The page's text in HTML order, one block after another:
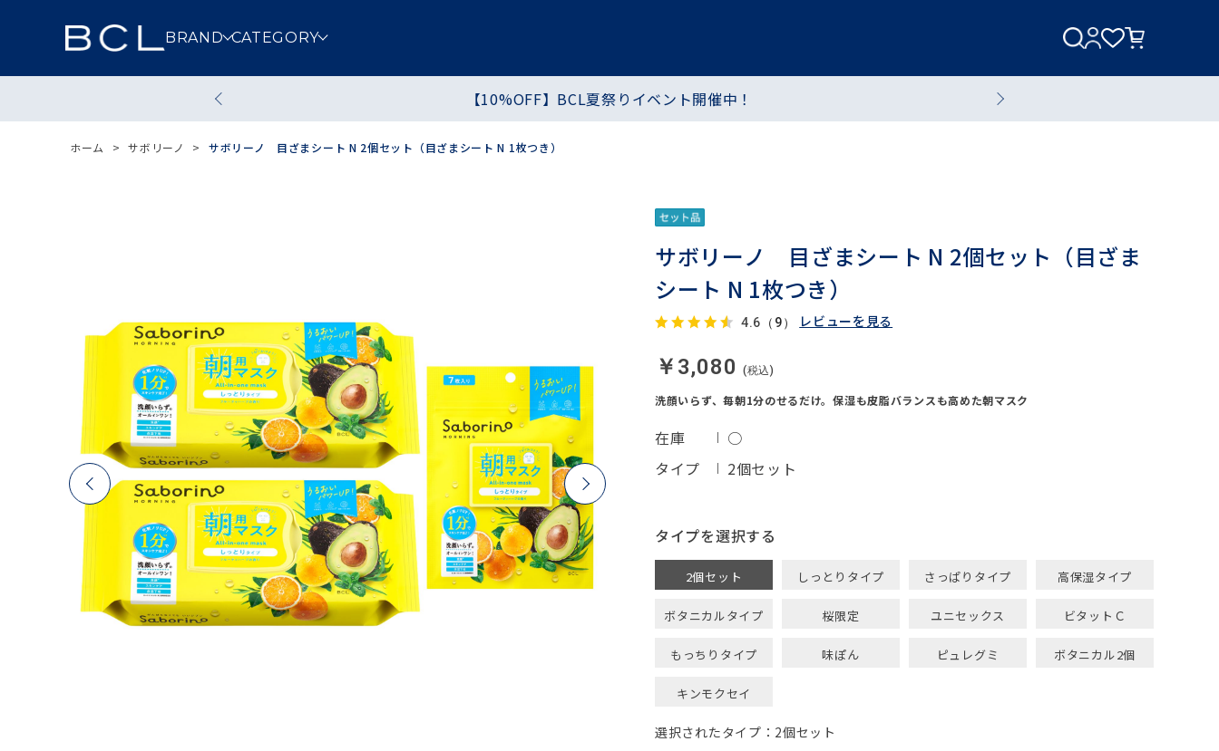
BRAND CATEGORY
スキンケア メイクアップ ヘア・ハンド・ボディ
化粧水・乳液・クリーム
【10%OFF】BCL夏祭りイベント開催中！
ホーム > サボリーノ > サボリーノ 目ざまシート N 2個セット（目ざまシート N 1枚つき）
洗顔いらず、毎朝1分のせるだけ。保湿も皮脂バランスも高めた朝マスク
サボリーノ 目ざまシート N 2個セット（目ざま
シート N 1枚つき）
4.6 （9） レビューを見る
￥3,080
タイプ 2個セット
在庫 ○
タイプ
2個セット しっとりタイプ さっぱりタイプ 高保湿タイプ
ボタニカルタイプ 桜限定 ユニセックス ビタットＣ
もっちりタイプ 味ぽん ピュレグミ ボタニカル2個
キンモクセイ
選択されたタイプ：2個セット